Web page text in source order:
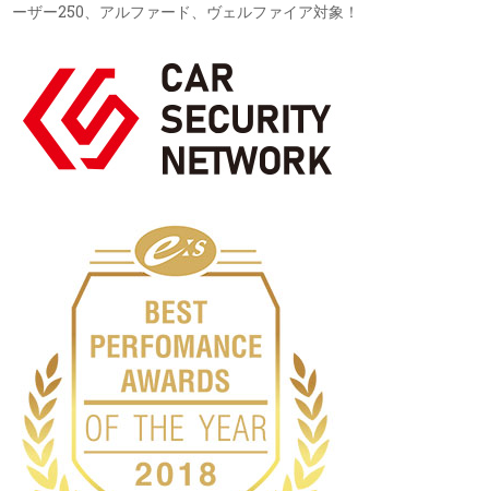
ーザー250、アルファード、ヴェルファイア対象！